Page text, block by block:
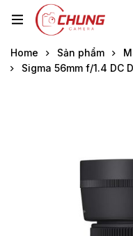
Home Sản phẩm
Sigma 56mm f/1.4 DC